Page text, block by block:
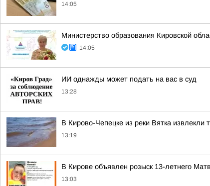
14:05
Министерство образования Кировской
14:05
ИИ однажды может подать на вас в суд
13:28
В Кирово-Чепецке из реки Вятка
13:19
В Кирове объявлен розыск 13-летнего
13:03